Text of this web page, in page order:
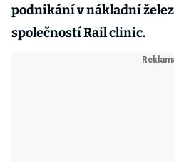
podnikání v nákladní
společností Rail clinic.